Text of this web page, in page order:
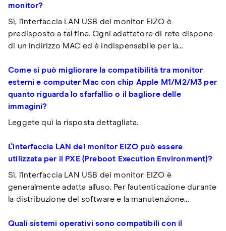
monitor?
Sì, l'interfaccia LAN USB dei monitor EIZO è
predisposto a tal fine. Ogni adattatore di rete dispone
di un indirizzo MAC ed è indispensabile per la…
Come si può migliorare la compatibilità tra monitor
esterni e computer Mac con chip Apple M1/M2/M3 per
quanto riguarda lo sfarfallio o il bagliore delle
immagini?
Leggete qui la risposta dettagliata.
L'interfaccia LAN dei monitor EIZO può essere
utilizzata per il PXE (Preboot Execution Environment)?
Sì, l'interfaccia LAN USB dei monitor EIZO è
generalmente adatta all'uso. Per l'autenticazione durante
la distribuzione del software e la manutenzione…
Quali sistemi operativi sono compatibili con il